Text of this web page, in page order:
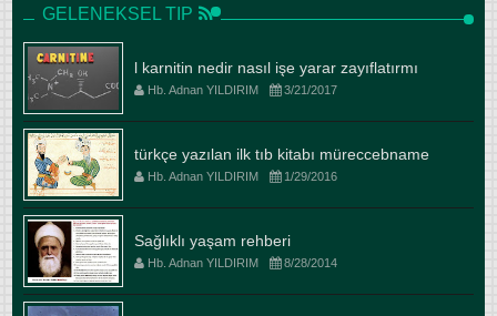
GELENEKSEL TIP
l karnitin nedir nasıl işe yarar zayıflatırmı
Hb. Adnan YILDIRIM 3/21/2017
türkçe yazılan ilk tıb kitabı müreccebname
Hb. Adnan YILDIRIM 1/29/2016
Sağlıklı yaşam rehberi
Hb. Adnan YILDIRIM 8/28/2014